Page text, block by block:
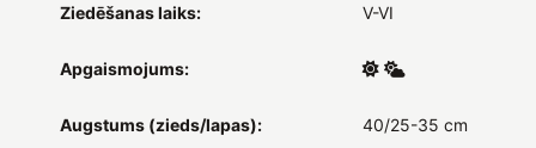
Ziedēšanas laiks: V-VI
Apgaismojums:
Augstums (zieds/lapas): 40/25-35 cm